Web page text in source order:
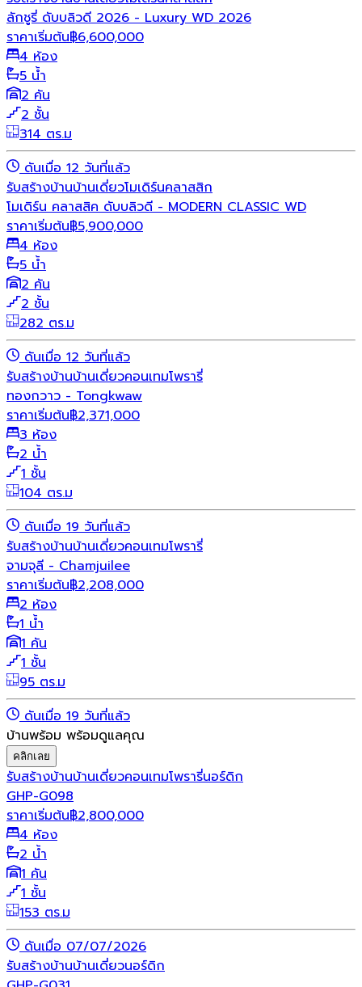
ลักชูรี่ ดับบลิวดี 2026 - Luxury WD 2026
ราคาเริ่มต้น฿6,600,000
4 ห้อง
5 น้ำ
2 คัน
2 ชั้น
314 ตร.ม
ดันเมื่อ 12 วันที่แล้ว
รับสร้างบ้านบ้านเดี่ยวโมเดิร์นคลาสสิก
โมเดิร์น คลาสสิค ดับบลิวดี - MODERN CLASSIC WD
ราคาเริ่มต้น฿5,900,000
4 ห้อง
5 น้ำ
2 คัน
2 ชั้น
282 ตร.ม
ดันเมื่อ 12 วันที่แล้ว
รับสร้างบ้านบ้านเดี่ยวคอนเทมโพรารี่
ทองกวาว - Tongkwaw
ราคาเริ่มต้น฿2,371,000
3 ห้อง
2 น้ำ
1 ชั้น
104 ตร.ม
ดันเมื่อ 19 วันที่แล้ว
รับสร้างบ้านบ้านเดี่ยวคอนเทมโพรารี่
จามจุลี - Chamjuilee
ราคาเริ่มต้น฿2,208,000
2 ห้อง
1 น้ำ
1 คัน
1 ชั้น
95 ตร.ม
ดันเมื่อ 19 วันที่แล้ว
บ้านพร้อม พร้อมดูแลคุณ
คลิกเลย
รับสร้างบ้านบ้านเดี่ยวคอนเทมโพรารี่นอร์ดิก
GHP-G098
ราคาเริ่มต้น฿2,800,000
4 ห้อง
2 น้ำ
1 คัน
1 ชั้น
153 ตร.ม
ดันเมื่อ 07/07/2026
รับสร้างบ้านบ้านเดี่ยวนอร์ดิก